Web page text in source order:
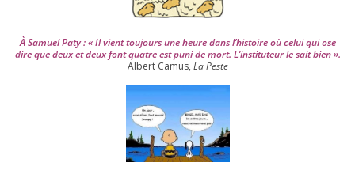
À Samuel Paty : « Il vient tou­jours une heure dans l’his­toire où celui qui ose
dire que deux et deux font quatre est puni de mort. L’instituteur le sait bien ».
Albert Camus, La Peste